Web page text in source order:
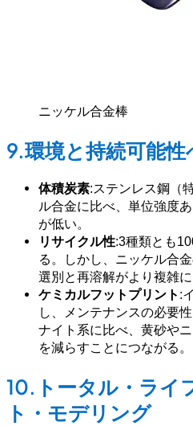
ニッケル合金棒
9.環境と持続可能性
体積炭素:ステンレス鋼（
ル合金に比べ、単位強度
が低い。
リサイクル性:3種類とも
る。しかし、ニッケル合
選別と再溶解がより複雑に
ケミカルフットプリント :
し、メンテナンスの必要
ナイト系に比べ、黄砂や
を減らすことにつながる。
10.トータル・ライ
ト・モデリング